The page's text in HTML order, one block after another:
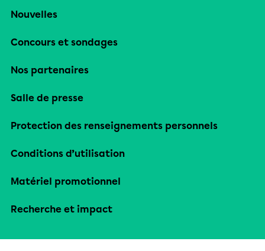
Nouvelles
Concours et sondages
Nos partenaires
Salle de presse
Protection des renseignements personnels
Conditions d’utilisation
Matériel promotionnel
Recherche et impact